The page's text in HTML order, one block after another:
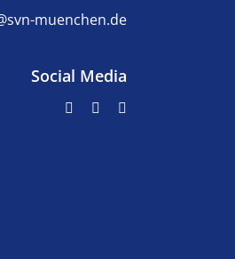
muenchen.de
Social Media